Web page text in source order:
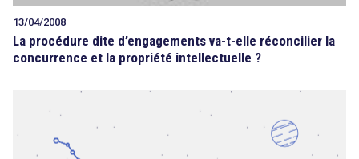
13/04/2008
La procédure dite d’engagements va-t-elle réconcilier la
concurrence et la propriété intellectuelle ?